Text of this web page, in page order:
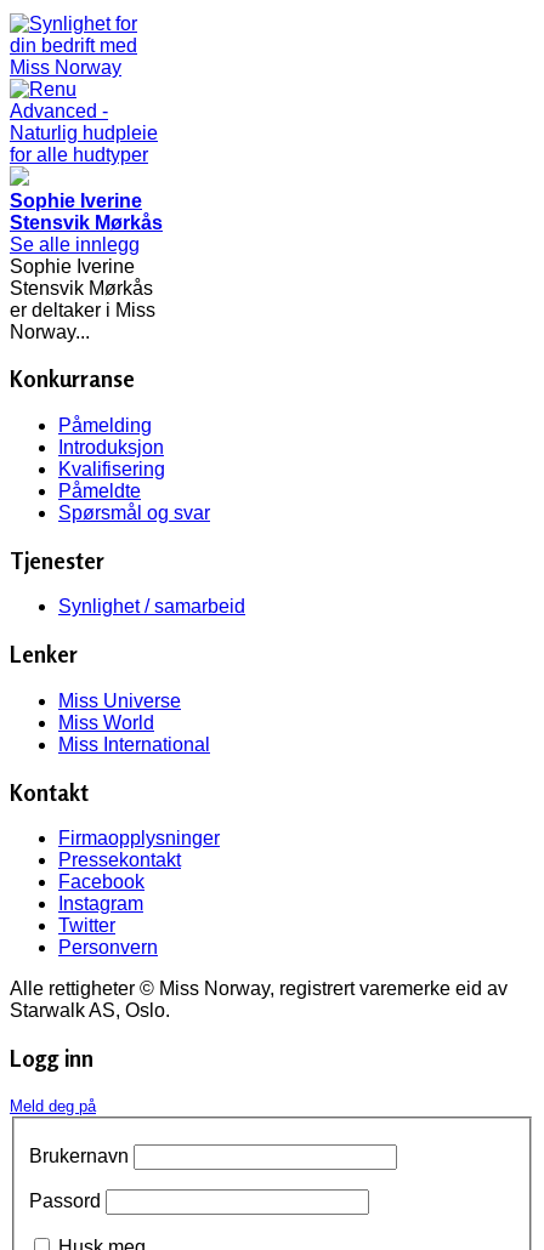
Sophie Iverine
Stensvik Mørkås
Se alle innlegg
Sophie Iverine
Stensvik Mørkås
er deltaker i Miss
Norway...
Konkurranse
Påmelding
Introduksjon
Kvalifisering
Påmeldte
Spørsmål og svar
Tjenester
Synlighet / samarbeid
Lenker
Miss Universe
Miss World
Miss International
Kontakt
Firmaopplysninger
Pressekontakt
Facebook
Instagram
Twitter
Personvern
Alle rettigheter © Miss Norway, registrert varemerke eid av
Starwalk AS, Oslo.
Logg inn
Meld deg på
Brukernavn
Passord